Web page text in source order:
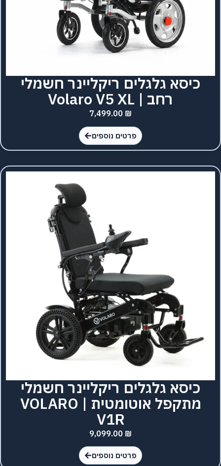
כיסא גלגלים ריקליינר חשמלי
רחב | Volaro V5 XL
7,499.00
פרטים נוספים
כיסא גלגלים ריקליינר חשמלי
מתקפל אוטומטית | VOLARO
V1R
9,099.00
פרטים נוספים